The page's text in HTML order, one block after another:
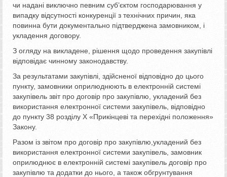
чи надані виключно певним суб’єктом господарювання у
випадку відсутності конкуренції з технічних причин, яка
повинна бути документально підтверджена замовником, і
укладення договору.
З огляду на викладене, рішення щодо проведення закупівлі
відповідає чинному законодавству.
За результатами закупівлі, здійсненої відповідно до цього
пункту, замовники оприлюднюють в електронній системі
закупівель звіт про договір про закупівлю, укладений без
використання електронної системи закупівель, відповідно
до пункту 38 розділу X «Прикінцеві та перехідні положення»
Закону.
Разом із звітом про договір про закупівлю,укладений без
використання електронної системи закупівель, замовник
оприлюднює в електронній системі закупівель договір про
закупівлю та додатки до нього, а також обгрунтування